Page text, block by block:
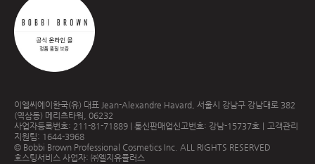
이엘씨에이한국(유) 대표 Jean-Alexandre Havard, 서울시 강남구 강남대로 382
(역삼동) 메리츠타워, 06232
사업자등록번호: 211-81-71889 | 통신판매업신고번호: 강남-15737호｜고객관리
지원팀: 1644-3968
© Bobbi Brown Professional Cosmetics Inc. ALL RIGHTS RESERVED
호스팅서비스 사업자: ㈜엘지유플러스